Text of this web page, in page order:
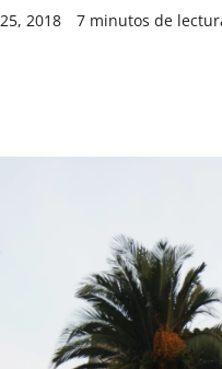
2018 7 minutos de